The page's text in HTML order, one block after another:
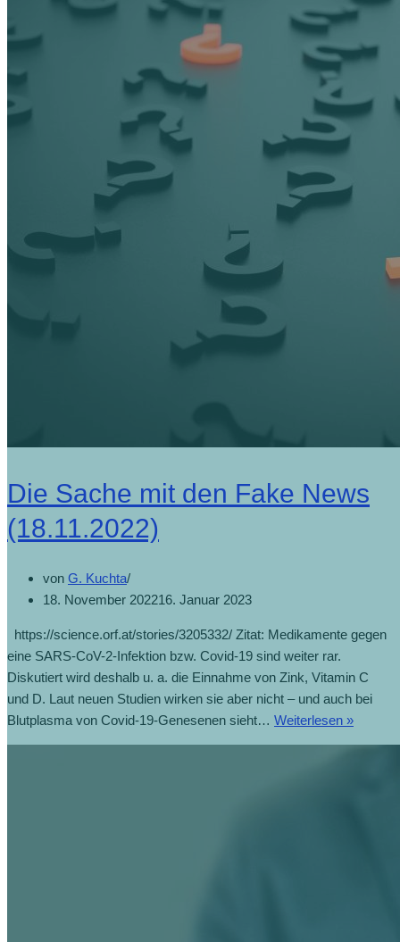
Die Sache mit den Fake News
(18.11.2022)
von G. Kuchta
18. November 202216. Januar 2023
https://science.orf.at/stories/3205332/ Zitat: Medikamente gegen
eine SARS-CoV-2-Infektion bzw. Covid-19 sind weiter rar.
Diskutiert wird deshalb u. a. die Einnahme von Zink, Vitamin C
und D. Laut neuen Studien wirken sie aber nicht – und auch bei
Blutplasma von Covid-19-Genesenen sieht… Weiterlesen »